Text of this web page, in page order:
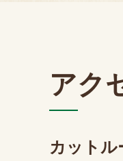
アク
カットル